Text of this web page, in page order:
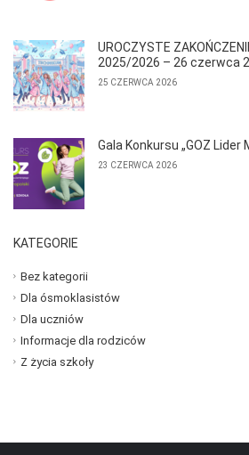
UROCZYSTE
2025/2026 – 26 czerwca
25 CZERWCA 2026
Gala Konkursu „GOZ Lider
23 CZERWCA 2026
KATEGORIE
Bez kategorii
Dla ósmoklasistów
Dla uczniów
Informacje dla rodziców
Z życia szkoły